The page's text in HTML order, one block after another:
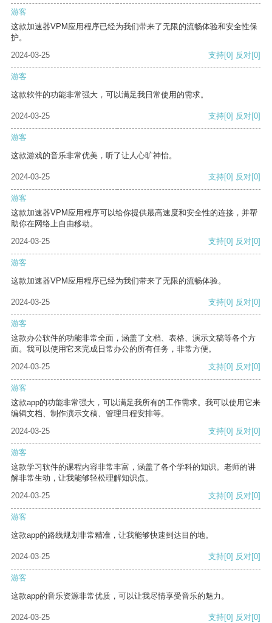
游客
这款加速器VPM应用程序已经为我们带来了无限的流畅体验和安全性保
护。
2024-03-25
支持[0] 反对[0]
游客
这款软件的功能非常强大，可以满足我日常使用的需求。
2024-03-25 支持[0] 反对[0]
游客
这款游戏的音乐非常优美，听了让人心旷神怡。
2024-03-25 支持[0] 反对[0]
游客
这款加速器VPM应用程序可以给你提供最高速度和安全性的连接，并帮
助你在网络上自由移动。
2024-03-25
支持[0] 反对[0]
游客
这款加速器VPM应用程序已经为我们带来了无限的流畅体验。
2024-03-25 支持[0] 反对[0]
游客
这款办公软件的功能非常全面，涵盖了文档、表格、演示文稿等各个方
面。我可以使用它来完成日常办公的所有任务，非常方便。
2024-03-25
支持[0] 反对[0]
游客
这款app的功能非常强大，可以满足我所有的工作需求。我可以使用它来
编辑文档、制作演示文稿、管理日程安排等。
2024-03-25
支持[0] 反对[0]
游客
这款学习软件的课程内容非常丰富，涵盖了各个学科的知识。老师的讲
解非常生动，让我能够轻松理解知识点。
2024-03-25
支持[0] 反对[0]
游客
这款app的路线规划非常精准，让我能够快速到达目的地。
2024-03-25 支持[0] 反对[0]
游客
这款app的音乐资源非常优质，可以让我尽情享受音乐的魅力。
2024-03-25 支持[0] 反对[0]